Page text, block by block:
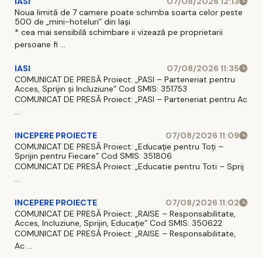
Noua limită de 7 camere poate schimba soarta celor peste
500 de „mini-hoteluri” din Iași
* cea mai sensibilă schimbare ii vizează pe proprietarii
persoane fi ...
IASI
07/08/2026 11:35
COMUNICAT DE PRESĂ Proiect: „PASI – Parteneriat pentru
Acces, Sprijin și Incluziune” Cod SMIS: 351753
COMUNICAT DE PRESĂ Proiect: „PASI – Parteneriat pentru Ac
...
INCEPERE PROIECTE
07/08/2026 11:09
COMUNICAT DE PRESĂ Proiect: „Educație pentru Toți –
Sprijin pentru Fiecare” Cod SMIS: 351806
COMUNICAT DE PRESĂ Proiect: „Educatie pentru Toti – Sprij
...
INCEPERE PROIECTE
07/08/2026 11:02
COMUNICAT DE PRESĂ Proiect: „RAISE – Responsabilitate,
Acces, Incluziune, Sprijin, Educație” Cod SMIS: 350622
COMUNICAT DE PRESĂ Proiect: „RAISE – Responsabilitate,
Ac ...